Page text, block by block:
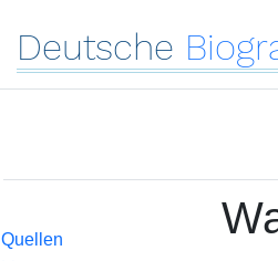
Deutsche
Quellen